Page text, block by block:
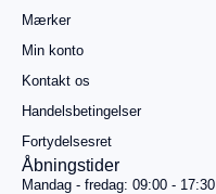
gratis
betaling
kurv
Mærker
Min konto
Kontakt os
Handelsbetingelser
Fortydelsesret
Åbningstider
Mandag - fredag: 09:00 - 17:30